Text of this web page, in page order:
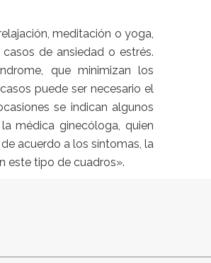
meditación o yoga,
de ansiedad o estrés.
que minimizan los
puede ser necesario el
se indican algunos
médica ginecóloga, quien
acuerdo a los síntomas, la
este tipo de cuadros».